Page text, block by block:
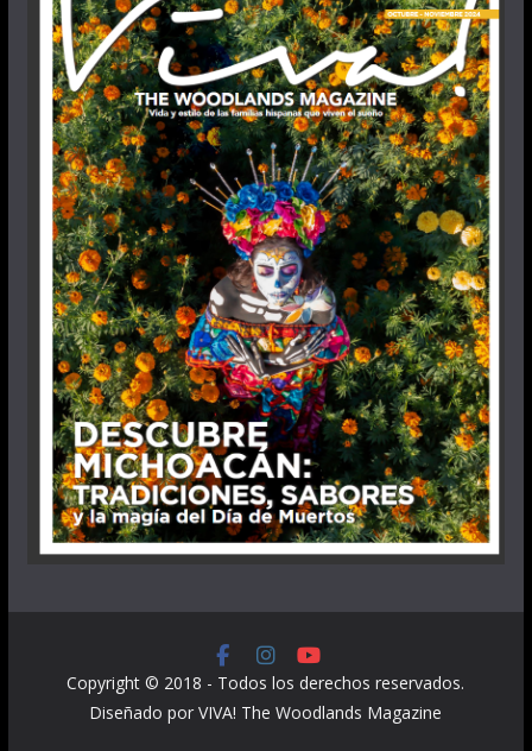
Copyright © 2018 - Todos los derechos reservados.
Diseñado por VIVA! The Woodlands Magazine